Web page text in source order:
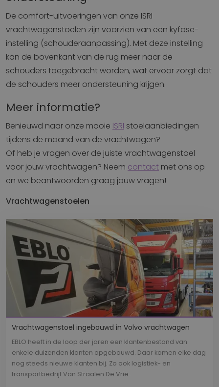
De comfort-uitvoeringen van onze ISRI
vrachtwagenstoelen zijn voorzien van een kyfose-
instelling (schouderaanpassing). Met deze instelling
kan de bovenkant van de rug meer naar de
schouders toegebracht worden, wat ervoor zorgt dat
de schouders meer ondersteuning krijgen.
Meer informatie?
Benieuwd naar onze mooie ISRI stoelaanbiedingen
tijdens de maand van de vrachtwagen?
Of heb je vragen over de juiste vrachtwagenstoel
voor jouw vrachtwagen? Neem contact met ons op
en we beantwoorden graag jouw vragen!
Vrachtwagenstoelen
Vrachtwagenstoel ingebouwd in Volvo vrachtwagen
EBLO heeft in de loop der jaren een klantenbestand van
enkele duizenden klanten opgebouwd. Daar komen elke dag
nog steeds nieuwe klanten bij. Zo ook logistiek- en
transportbedrijf Van Straalen De Vrie...